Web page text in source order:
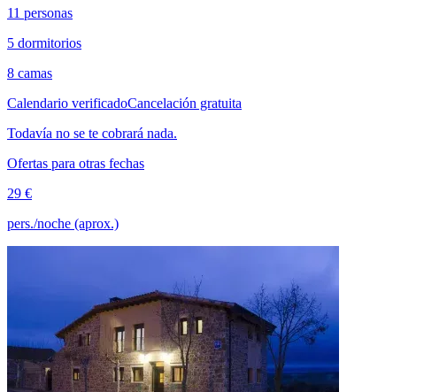
11 personas
5 dormitorios
8 camas
Calendario verificadoCancelación gratuita
Todavía no se te cobrará nada.
Ofertas para otras fechas
29 €
pers./noche (aprox.)